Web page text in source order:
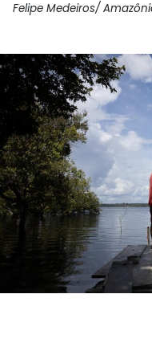
Felipe Medeiros/